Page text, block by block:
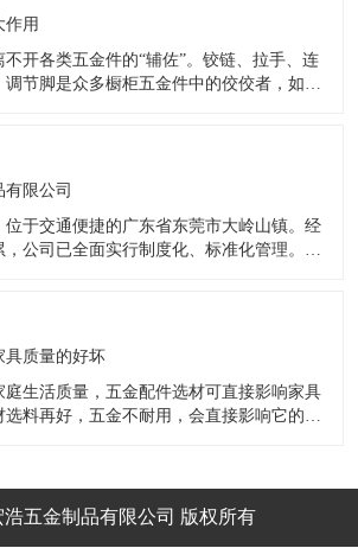
作用
开各类五金件的“辅佐”。铰链、拉手、连
节脚是众多橱柜五金件中的佼佼者，如果
“软骨症”，站都站不直……五花八门的橱
限公司
位于交通便捷的广东省东莞市大岭山镇。经
公司已全面实行制度化、标准化管理。从
了一系列更加新颖、美观、更具时代潮流
具质量的好坏
生活质量，五金配件选材可直接影响家具
料再好，五金不耐用，会直接影响它的使
金的加工工艺不同：钳工、表面涂覆处
浩五金制品有限公司 版权所有